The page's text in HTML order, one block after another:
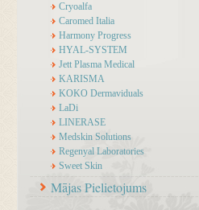
Cryoalfa
Caromed Italia
Harmony Progress
HYAL-SYSTEM
Jett Plasma Medical
KARISMA
KOKO Dermaviduals
LaDi
LINERASE
Medskin Solutions
Regenyal Laboratories
Sweet Skin
Mājas Pielietojums